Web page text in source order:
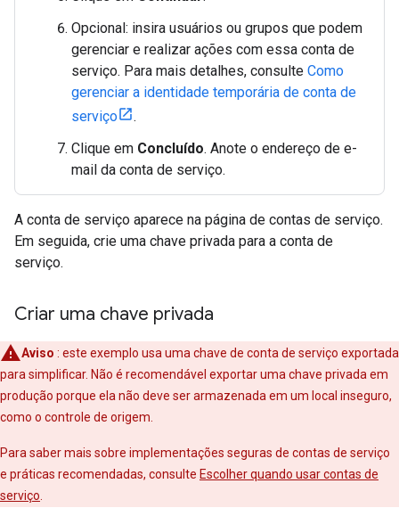
Opcional: insira usuários ou grupos que podem
gerenciar e realizar ações com essa conta de
serviço. Para mais detalhes, consulte Como
gerenciar a identidade temporária de conta de
serviço
.
Clique em Concluído. Anote o endereço de e-
mail da conta de serviço.
A conta de serviço aparece na página de contas de serviço.
Em seguida, crie uma chave privada para a conta de
serviço.
Criar uma chave privada
Aviso : este exemplo usa uma chave de conta de serviço exportada
para simplificar. Não é recomendável exportar uma chave privada em
produção porque ela não deve ser armazenada em um local inseguro,
como o controle de origem.
Para saber mais sobre implementações seguras de contas de serviço
e práticas recomendadas, consulte Escolher quando usar contas de
serviço